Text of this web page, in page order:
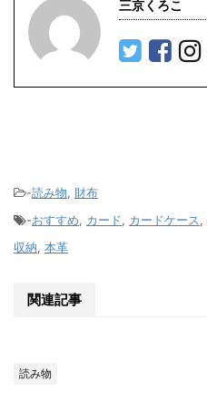
三京くろこ
-読み物, 財布
-おすすめ, カード, カードケース,
収納, 本革
関連記事
読み物